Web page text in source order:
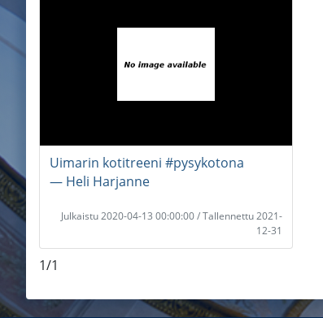
Uimarin kotitreeni #pysykotona
― Heli Harjanne
Julkaistu 2020-04-13 00:00:00 / Tallennettu 2021-
12-31
1/1